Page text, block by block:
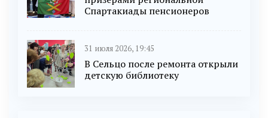
Спартакиады пенсионеров
31 июля 2026, 19:45
В Сельцо после ремонта открыли
детскую библиотеку